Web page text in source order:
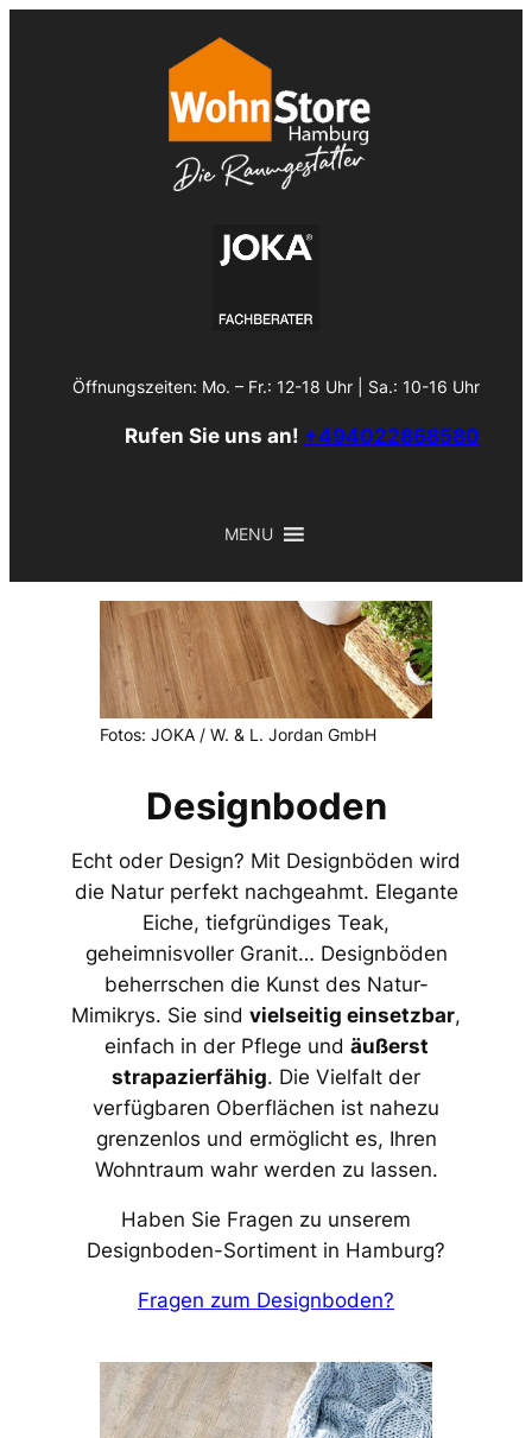
Öffnungszeiten: Mo. – Fr.: 12-18 Uhr | Sa.: 10-16 Uhr
Rufen Sie uns an! +494022868580
MENU
Fotos: JOKA / W. & L. Jordan GmbH
Designboden
Echt oder Design? Mit Designböden wird
die Natur perfekt nachgeahmt. Elegante
Eiche, tiefgründiges Teak,
geheimnisvoller Granit… Designböden
beherrschen die Kunst des Natur-
Mimikrys. Sie sind vielseitig einsetzbar,
einfach in der Pflege und äußerst
strapazierfähig. Die Vielfalt der
verfügbaren Oberflächen ist nahezu
grenzenlos und ermöglicht es, Ihren
Wohntraum wahr werden zu lassen.
Haben Sie Fragen zu unserem
Designboden-Sortiment in Hamburg?
Fragen zum Designboden?